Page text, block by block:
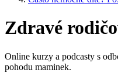
Zdravé
Online kurzy a podcasty s
pohodu maminek.